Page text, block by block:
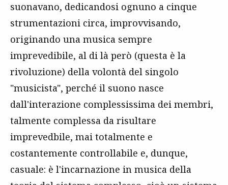
suonavano, dedicandosi ognuno a cinque
strumentazioni circa, improvvisando,
originando una musica sempre
imprevedibile, al di là però (questa è la
rivoluzione) della volontà del singolo
"musicista", perché il suono nasce
dall'interazione complessissima dei membri,
talmente complessa da risultare
imprevedbile, mai totalmente e
costantemente controllabile e, dunque,
casuale: è l'incarnazione in musica della